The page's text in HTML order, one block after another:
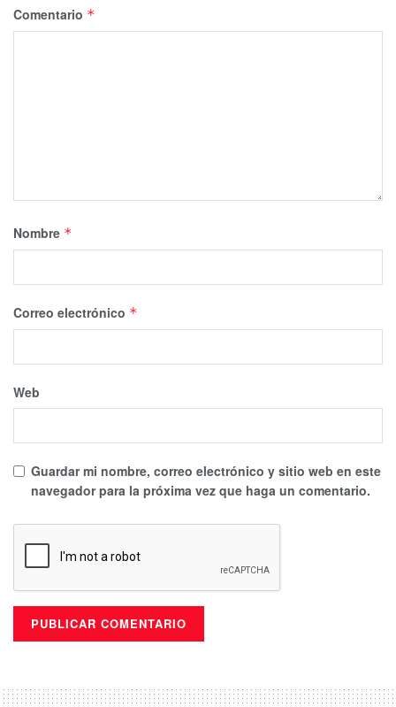
Comentario *
Nombre *
Correo electrónico *
Web
Guardar mi nombre, correo electrónico y sitio web en este
navegador para la próxima vez que haga un comentario.